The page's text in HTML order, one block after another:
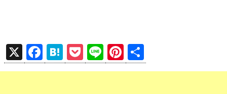
X
F
a
H
at
P
o
Li
n
Pi
nt 有